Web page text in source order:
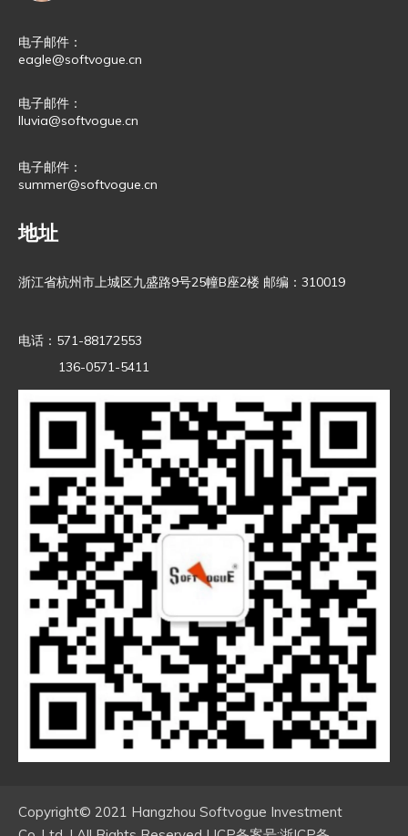
电子邮件：
eagle@softvogue.cn
电子邮件：
lluvia@softvogue.cn
电子邮件：
summer@softvogue.cn
地址
浙江省杭州市上城区九盛路9号25幢B座2楼 邮编：310019
电话：571-88172553
136-0571-5411
Copyright© 2021 Hangzhou Softvogue Investment